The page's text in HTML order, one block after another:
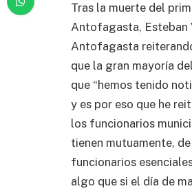
Tras la muerte del
Antofagasta, Esteban
Antofagasta
que la gran mayoría
que “hemos tenido
y es por eso que he
los funcionarios
tienen mutuamente,
funcionarios
algo que si el día de